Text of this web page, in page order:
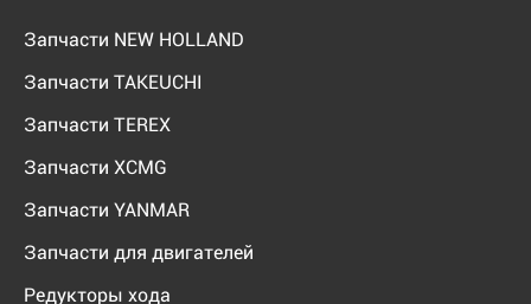
Запчасти NEW HOLLAND
Запчасти TAKEUCHI
Запчасти TEREX
Запчасти XCMG
Запчасти YANMAR
Запчасти для двигателей
Редукторы хода